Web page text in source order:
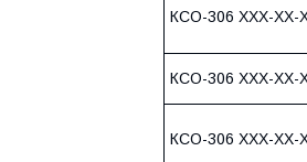
КСО-306 ХХХ-ХХ-
КСО-306 ХХХ-ХХ-
КСО-306 ХХХ-ХХ-